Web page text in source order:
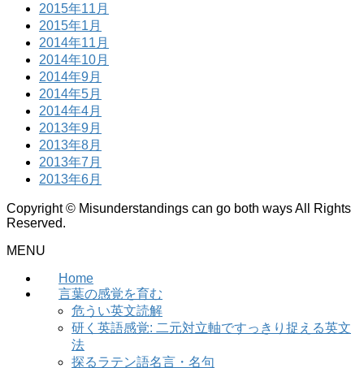
2015年11月
2015年1月
2014年11月
2014年10月
2014年9月
2014年5月
2014年4月
2013年9月
2013年8月
2013年7月
2013年6月
Copyright © Misunderstandings can go both ways All Rights
Reserved.
MENU
Home
言葉の感覚を育む
危うい英文読解
研く英語感覚: 二元対立軸ですっきり捉える英文
法
探るラテン語名言・名句